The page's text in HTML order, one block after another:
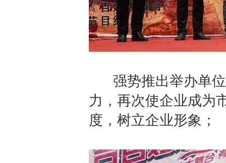
强势推出举办单位
力，再次使企业成为
度，树立企业形象；